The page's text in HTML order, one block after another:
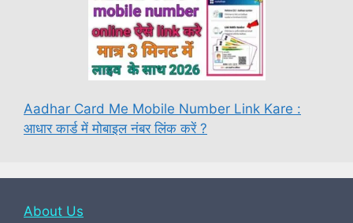
Aadhar Card Me Mobile Number Link Kare :
आधार कार्ड में मोबाइल नंबर लिंक करें ?
About Us